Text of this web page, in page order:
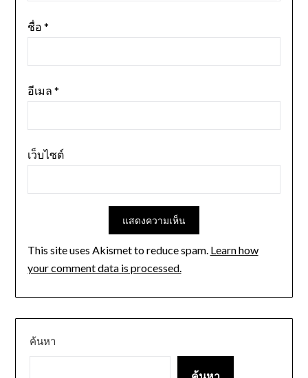
ชื่อ *
อีเมล *
เว็บไซต์
This site uses Akismet to reduce spam. Learn how
your comment data is processed.
ค้นหา
ค้นหา